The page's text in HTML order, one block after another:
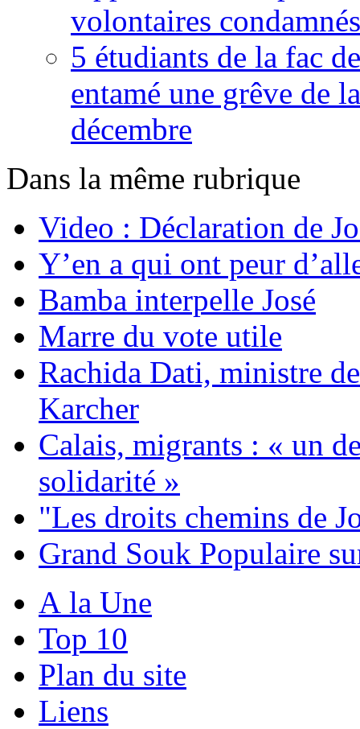
volontaires condamnés
5 étudiants de la fac
entamé une grêve de
décembre
Dans la même rubrique
Video : Déclaration de
Y’en a qui ont peur
Bamba interpelle José
Marre du vote utile
Rachida Dati, ministre
Karcher
Calais, migrants : « un
solidarité »
"Les droits chemins de
Grand Souk Populaire
A la Une
Top 10
Plan du site
Liens